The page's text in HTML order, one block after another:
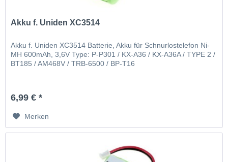
Akku f. Uniden XC3514
Akku f. Uniden XC3514 Batterie, Akku für Schnurlostelefon Ni-
MH 600mAh, 3,6V Type: P-P301 / KX-A36 / KX-A36A / TYPE 2 /
BT185 / AM468V / TRB-6500 / BP-T16
6,99 € *
Merken